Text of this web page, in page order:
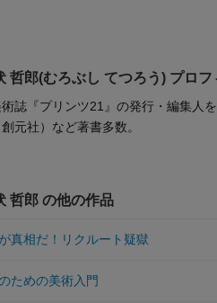
哲郎(むろぶし てつろう) プロフ
誌『プリンツ21』の発行・編集人
元社）など著書多数。
哲郎 の他の作品
真相だ！リクルート疑獄
ための美術入門